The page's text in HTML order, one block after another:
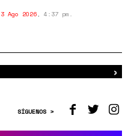
3 Ago 2026, 4:37 pm.
›
SÍGUENOS >